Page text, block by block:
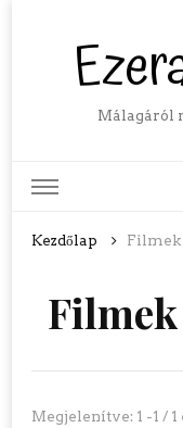
Málagáról
Kezdőlap Filmek
Filmek
Megjelenítve: 1 -1 /